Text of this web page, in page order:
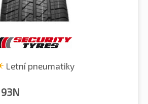
Letní pneumatiky
93N